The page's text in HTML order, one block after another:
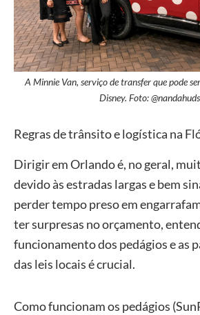
A Minnie Van, serviço de transfer que pode
Disney. Foto:
Regras de trânsito e logística na
Dirigir em Orlando é, no geral,
devido às estradas largas e bem
perder tempo preso em
ter surpresas no orçamento,
funcionamento dos pedágios e as
das leis locais é crucial.
Como funcionam os pedágios